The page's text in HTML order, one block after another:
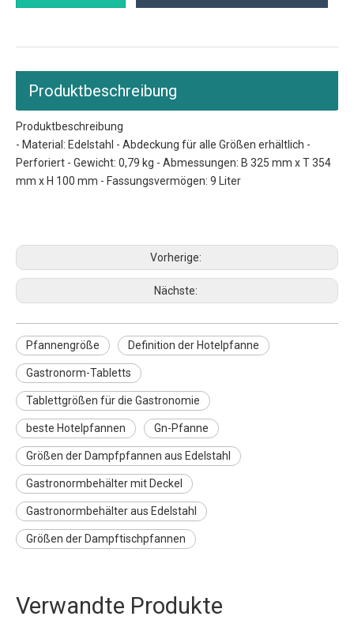
Produktbeschreibung
Produktbeschreibung
- Material: Edelstahl - Abdeckung für alle Größen erhältlich -
Perforiert - Gewicht: 0,79 kg - Abmessungen: B 325 mm x T 354
mm x H 100 mm - Fassungsvermögen: 9 Liter
Vorherige:
Nächste:
Pfannengröße Definition der Hotelpfanne
Gastronorm-Tabletts
Tablettgrößen für die Gastronomie
beste Hotelpfannen Gn-Pfanne
Größen der Dampfpfannen aus Edelstahl
Gastronormbehälter mit Deckel
Gastronormbehälter aus Edelstahl
Größen der Dampftischpfannen
Verwandte Produkte